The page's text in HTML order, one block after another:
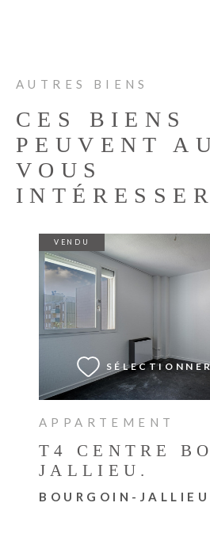
AUTRES BIENS
CES BIENS
PEUVENT
VOUS
INTÉRESSER
APPARTEMENT
T4 CENTRE
JALLIEU.
BOURGOIN-
VENDU